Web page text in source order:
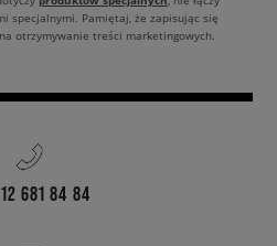
specjalnymi. Pamiętaj, że zapisując się
otrzymywanie treści marketingowych.
681 84 84